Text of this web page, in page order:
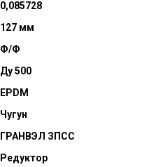
0,085728
127 мм
Ф/Ф
Ду 500
EPDM
Чугун
ГРАНВЭЛ ЗПСС
Редуктор